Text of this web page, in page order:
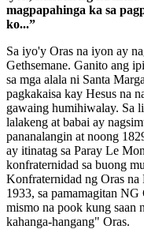
magpapahinga ka sa
ko...”
Sa iyo'y Oras na iyon ay
Gethsemane. Ganito ang
sa mga alala ni Santa
pagkakaisa kay Hesus na
gawaing humihiwalay. Sa
lalakeng at babai ay
pananalangin at noong
ay itinatag sa Paray Le
konfraternidad sa buong
Konfraternidad ng Oras na
1933, sa pamamagitan
mismo na pook kung saan
kahanga-hangang" Oras.